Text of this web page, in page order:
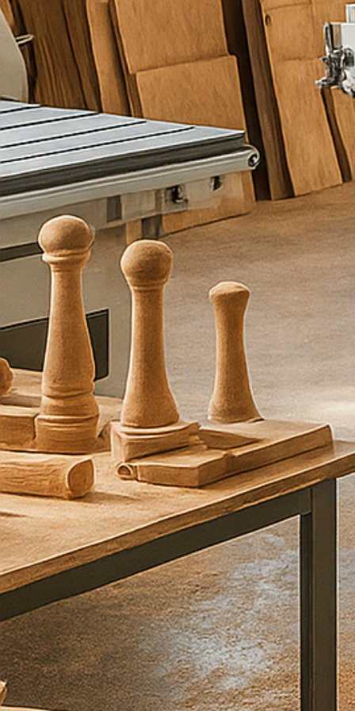
ת
כ
ם
מ
ל
א
ו
פ
ר
ט
י
ם
ו
א
נ
ו
נ
ח
ז
ו
ר
ע
ל
י
כ
ם
ב
ה
ק
ד
ם